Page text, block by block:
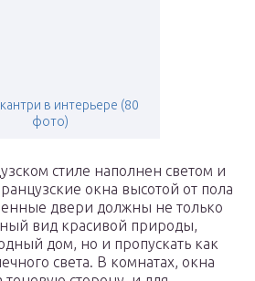
в интерьере (80
фото)
стиле наполнен светом и
окна высотой от пола
двери должны не только
вид красивой природы,
дом, но и пропускать как
света. В комнатах, окна